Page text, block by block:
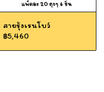
สายรุ้งเรนโบว์
฿5,460